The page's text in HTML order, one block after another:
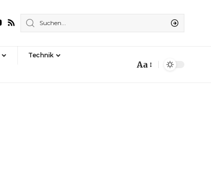
Technik
Font
Aa